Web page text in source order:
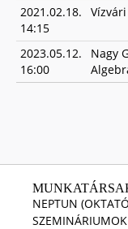
2021.02.18.
14:15
2023.05.12.
16:00
Nagy
NEPTUN
SZEMINÁRIUMOK